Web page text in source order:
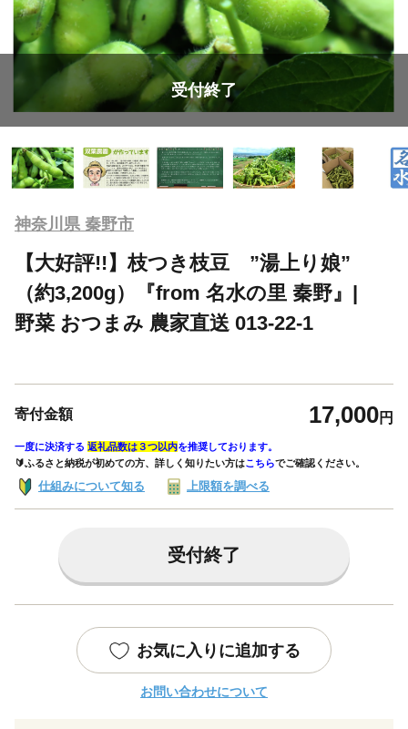
受付終了
神奈川県 秦野市
【大好評!!】枝つき枝豆 ”湯上り娘”
（約3,200g）『from 名水の里 秦野』|
野菜 おつまみ 農家直送 013-22-1
寄付金額 17,000円
一度に決済する 返礼品数は３つ以内を推奨しております。
🔰ふるさと納税が初めての方、詳しく知りたい方はこちらでご確認ください。
仕組みについて知る 上限額を調べる
受付終了
お気に入りに追加する
お問い合わせについて